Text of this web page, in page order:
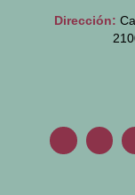
Dirección: